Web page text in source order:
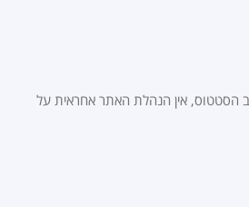
הסטטוס, אין הנהלת האתר אחראית על